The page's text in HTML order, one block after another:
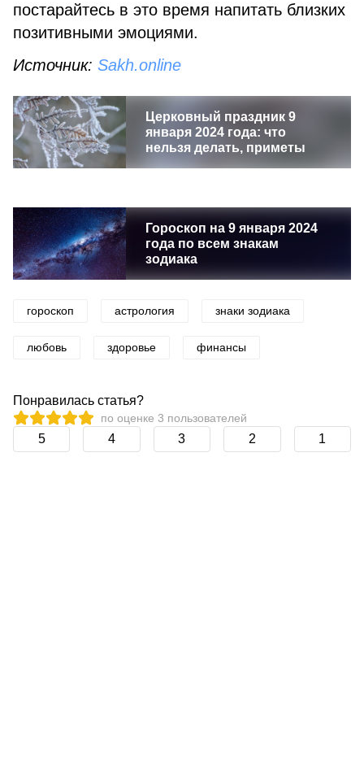
постарайтесь в это время напитать близких
позитивными эмоциями.
Источник: Sakh.online
Церковный праздник 9
января 2024 года: что
нельзя делать, приметы
Гороскоп на 9 января 2024
года по всем знакам
зодиака
гороскоп астрология знаки зодиака
любовь здоровье финансы
Понравилась статья?
по оценке 3 пользователей
5 4 3 2 1